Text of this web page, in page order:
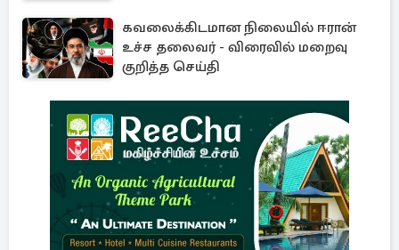
கவலைக்கிடமான நிலையில் ஈரான்
உச்ச தலைவர் - விரைவில் மறைவு
குறித்த செய்தி